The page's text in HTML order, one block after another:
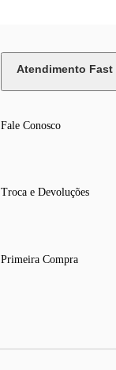
Atendimento Fast
Fale Conosco
Troca e Devoluções
Primeira Compra